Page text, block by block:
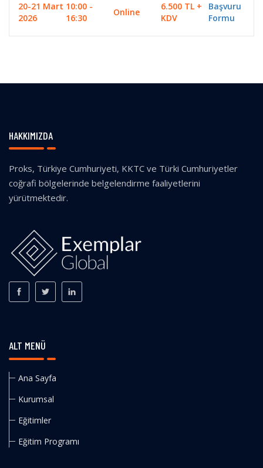
20-21 Mart
2026
10:00 -
16:30
Online
6.500 TL +
KDV
Başvuru
Formu
HAKKIMIZDA
Proks, Türkiye Cumhuriyeti, KKTC ve Türki Cumhuriyetler
coğrafi bölgelerinde belgelendirme faaliyetlerini
yürütmektedir.
ALT MENÜ
Ana Sayfa
Kurumsal
Eğitimler
Eğitim Programı